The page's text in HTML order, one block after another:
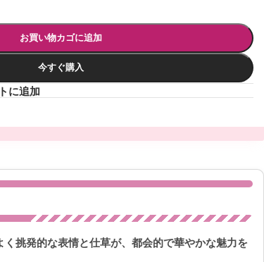
お買い物カゴに追加
今すぐ購入
に追加
挑発的な表情と仕草が、都会的で華やかな魅力を